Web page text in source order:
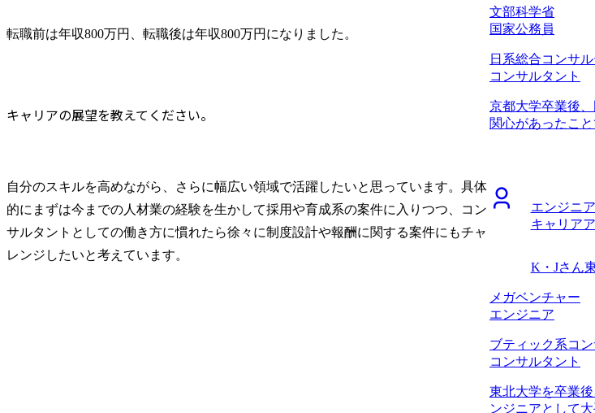
転職前は年収800万円、転職後は年収800万円になりました。
キャリアの展望を教えてください。
自分のスキルを高めながら、さらに幅広い領域で活躍したいと思っています。具体
的にまずは今までの人材業の経験を生かして採用や育成系の案件に入りつつ、コン
サルタントとしての働き方に慣れたら徐々に制度設計や報酬に関する案件にもチャ
レンジしたいと考えています。
プに転職したい
い選択肢がある
のおける方だな
ました。 未経験
れて本当にあり
以外への転職に
人は少ないが、
的にこういう会
ポートを求めて
らは評価される
業成績を上げて
に踏み切れたこ
に5年後とかで
ームを志望して
にITやDXなどの
私の今の業務経
したが、数年後
イしたいと思い
た。 前職からの
ル転職で良かっ
文部科学省
国家公務員
日系総合コンサ
コンサルタント
京都大学卒業後
関心があったこ
した。一度WLB
業には公務員か
らコンサルタン
また、コンサル
サルタントの働
たからです。コ
ていましたが、
しい事情まで伺
比較しても信頼
ングファームへ
一定打ち出して
制度にも非常に
エンジニ
キャリア
K・Jさん
メガベンチャー
エンジニア
ブティック系コ
コンサルタント
東北大学を卒業
ンジニアとして